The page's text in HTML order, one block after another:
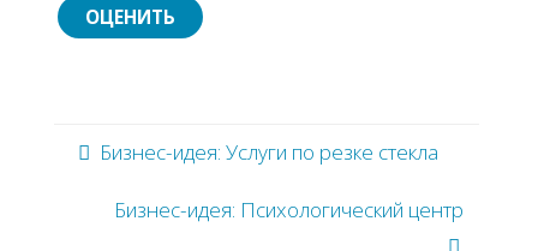
Бизнес-идея: Услуги по резке стекла
Бизнес-идея: Психологический центр